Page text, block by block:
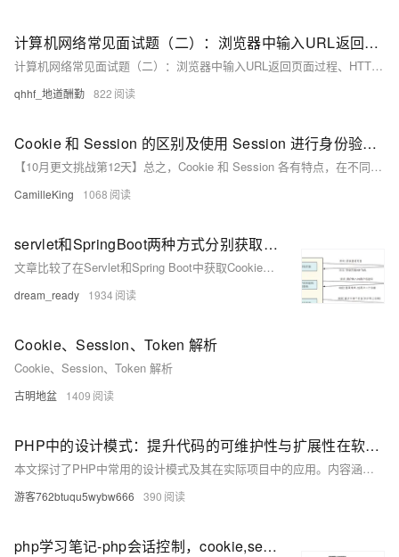
计算机网络常见面试题（二）：浏览器中输入URL返回页面过程、HTTP协议特点，GET、POST的区别，Cookie与Session
计算机网络常见面试题（二）：浏览器中输入URL返回页面过程、HTTP协议特点、状态码、报文格式，GET、POST的区别，DNS的解析过程、数字证书、Cookie与Session，对称加密和非对称加密
qhhf_地道酬勤 822
Cookie 和 Session 的区别及使用 Session 进行身份验证的方法
【10月更文挑战第12天】总之，Cookie 和 Session 各有特点，在不同的场景中发挥着不同的作用。使用 Session 进行身份验证是常见的做法，通过合理的设计和管理，可以确保用户身份的安全和可靠验证。
CamilleKing 1068
servlet和SpringBoot两种方式分别获取Cookie和Session方式比较（带源码） —— 图文并茂 两种方式获取Header
文章比较了在Servlet和Spring Boot中获取Cookie、Session和Header的方法，并提供了相应的代码实例，展示了两种方式在实际应用中的异同。
dream_ready 1934
Cookie、Session、Token 解析
Cookie、Session、Token 解析
古明地盆 1409
PHP中的设计模式：提升代码的可维护性与扩展性在软件开发过程中，设计模式是开发者们经常用到的工具之一。它们提供了经过验证的解决方案，可以帮助我们解决常见的软件设计问题。本文将介绍PHP中常用的设计模式，以及如何利用这些模式来提高代码的可维护性和扩展性。我们将从基础的设计模式入手，逐步深入到更复杂的应用场景。通过实际案例分析，读者可以更好地理解如何在PHP开发中应用这些设计模式，从而写出更加高效、灵活和易于维护的代码。
本文探讨了PHP中常用的设计模式及其在实际项目中的应用。内容涵盖设计模式的基本概念、分类和具体使用场景，重点介绍了单例模式、工厂模式和观察者模式等常见模式。通过具体的代码示例，展示了如何在PHP项目中有效利用设计模式来提升代码的可维护性和扩展性。文章还讨论了设计模式的选择原则和注意事项，帮助开发者在不同情境下做出最佳决策。
游客762btuqu5wybw666 390
php学习笔记-php会话控制，cookie,session的使用，cookie自动登录和session 图书上传信息添加和修改例子-day07